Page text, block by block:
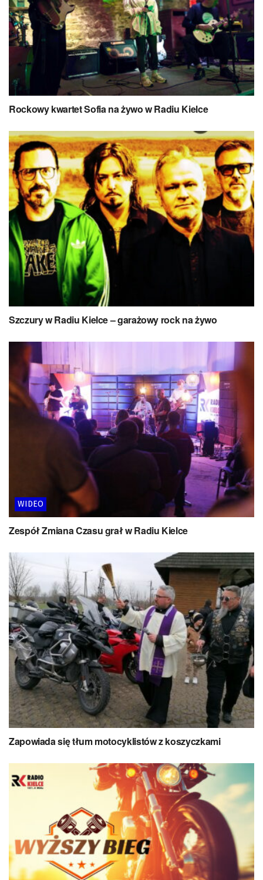
Rockowy kwartet Sofia na żywo w Radiu Kielce
Szczury w Radiu Kielce – garażowy rock na żywo
WIDEO
Zespół Zmiana Czasu grał w Radiu Kielce
Zapowiada się tłum motocyklistów z koszyczkami